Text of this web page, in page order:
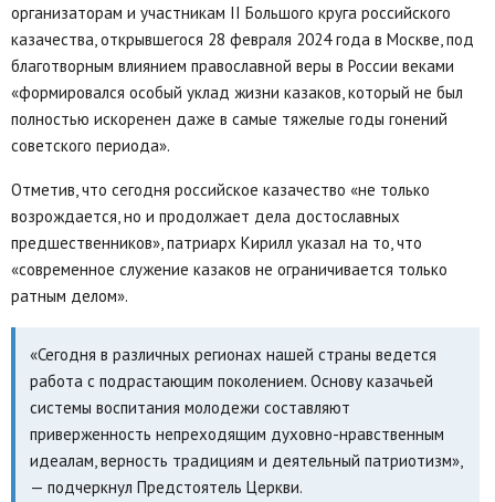
организаторам и участникам II Большого круга российского
казачества, открывшегося 28 февраля 2024 года в Москве, под
благотворным влиянием православной веры в России веками
«формировался особый уклад жизни казаков, который не был
полностью искоренен даже в самые тяжелые годы гонений
советского периода».
Отметив, что сегодня российское казачество «не только
возрождается, но и продолжает дела достославных
предшественников», патриарх Кирилл указал на то, что
«современное служение казаков не ограничивается только
ратным делом».
«Сегодня в различных регионах нашей страны ведется
работа с подрастающим поколением. Основу казачьей
системы воспитания молодежи составляют
приверженность непреходящим духовно-нравственным
идеалам, верность традициям и деятельный патриотизм»,
— подчеркнул Предстоятель Церкви.